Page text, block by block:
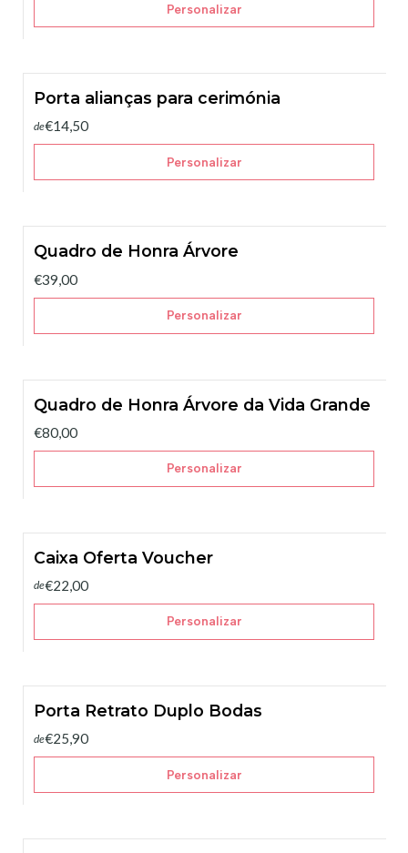
Personalizar
Porta alianças para cerimónia
de€14,50
Personalizar
Quadro de Honra Árvore
€39,00
Personalizar
Quadro de Honra Árvore da Vida Grande
€80,00
Personalizar
Caixa Oferta Voucher
de€22,00
Personalizar
Porta Retrato Duplo Bodas
de€25,90
Personalizar